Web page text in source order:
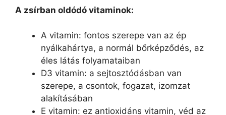
A zsírban oldódó vitaminok:
A vitamin: fontos szerepe van az ép
nyálkahártya, a normál bőrképződés, az
éles látás folyamataiban
D3 vitamin: a sejtosztódásban van
szerepe, a csontok, fogazat, izomzat
alakításában
E vitamin: ez antioxidáns vitamin, véd az